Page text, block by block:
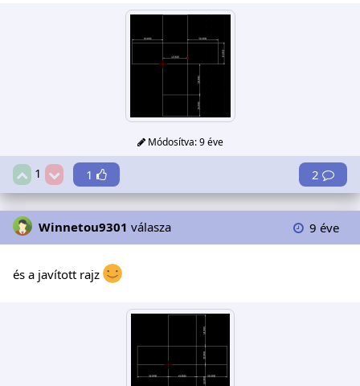
Módosítva:9 éve
1 1 2
Winnetou9301 válasza 9 éve
és a javított rajz